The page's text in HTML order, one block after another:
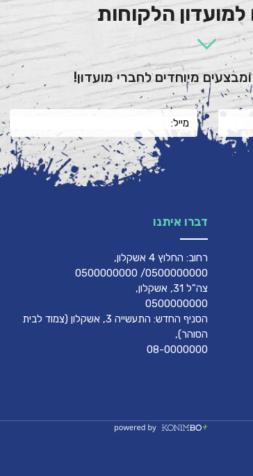
הלקוחות
מיוחדים לחברי מועדון!
דברו איתנו
רחוב: החלוץ 4 אשקלון,
0500000000/ 0500000000
צה"ל 31, אשקלון,
0500000000
הסניף החדש: התעשייה 3, אשקלון (צמוד לבית
הסוהר),
08-0000000